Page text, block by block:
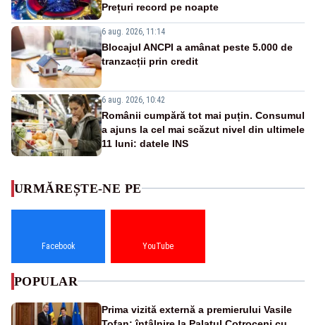
Prețuri record pe noapte
6 aug. 2026, 11:14
Blocajul ANCPI a amânat peste 5.000 de
tranzacții prin credit
6 aug. 2026, 10:42
Românii cumpără tot mai puțin. Consumul
a ajuns la cel mai scăzut nivel din ultimele
11 luni: datele INS
URMĂREȘTE-NE PE
Facebook YouTube
POPULAR
Prima vizită externă a premierului Vasile